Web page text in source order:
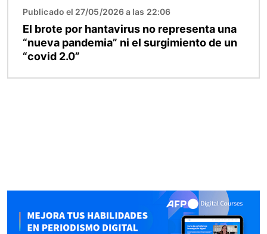
Publicado el 27/05/2026 a las 22:06
El brote por hantavirus no representa una
“nueva pandemia” ni el surgimiento de un
“covid 2.0”